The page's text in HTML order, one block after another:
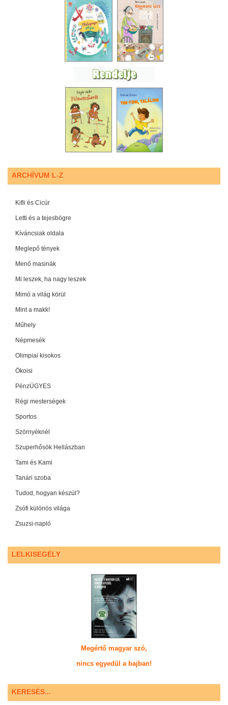
ARCHÍVUM L-Z
Kifli és Cicúr
Letti és a tejesbögre
Kíváncsiak oldala
Meglepő tények
Menő masinák
Mi leszek, ha nagy leszek
Mimó a világ körül
Mint a makk!
Műhely
Népmesék
Olimpiai kisokos
Ökoisi
PénzÜGYES
Régi mesterségek
Sportos
Szörnyéknél
Szuperhősök Hellászban
Tami és Kami
Tanári szoba
Tudod, hogyan készül?
Zsófi különös világa
Zsuzsi-napló
LELKISEGÉLY
Megértő magyar szó,
nincs egyedül a bajban!
KERESÉS...